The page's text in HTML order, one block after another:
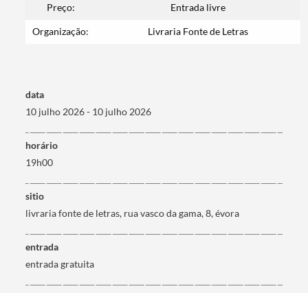
Preço: Entrada livre
Organização: Livraria Fonte de Letras
data
10 julho 2026 - 10 julho 2026
horário
19h00
sitio
livraria fonte de letras, rua vasco da gama, 8, évora
entrada
entrada gratuita